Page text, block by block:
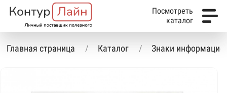
Посмотреть
каталог
Главная страница Каталог Знаки